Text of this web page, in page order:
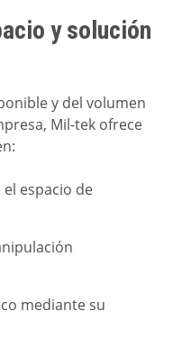
y solución
y del volumen
Mil-tek ofrece
espacio de
mediante su